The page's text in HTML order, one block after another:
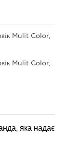
яка надає